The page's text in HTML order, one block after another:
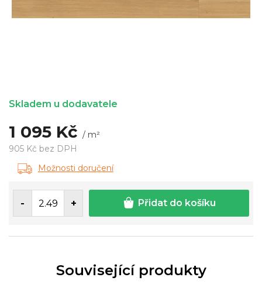
1 095 Kč / m²
905 Kč bez DPH
Měrná
cena:
Skladem u dodavatele
Možnosti doručení
Přidat do košíku
Související produkty